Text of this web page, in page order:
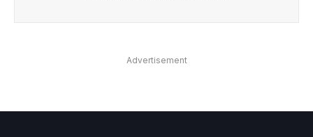
Advertisement